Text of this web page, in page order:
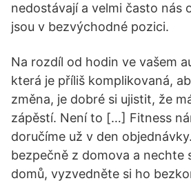
nedostávají a velmi často nás
jsou v bezvýchodné pozici.
Na rozdíl od hodin ve vašem
která je příliš komplikovaná,
změna, je dobré si ujistit, že
zápěstí. Není to […] Fitness
doručíme už v den
bezpečně z domova a nechte
domů, vyzvedněte si ho